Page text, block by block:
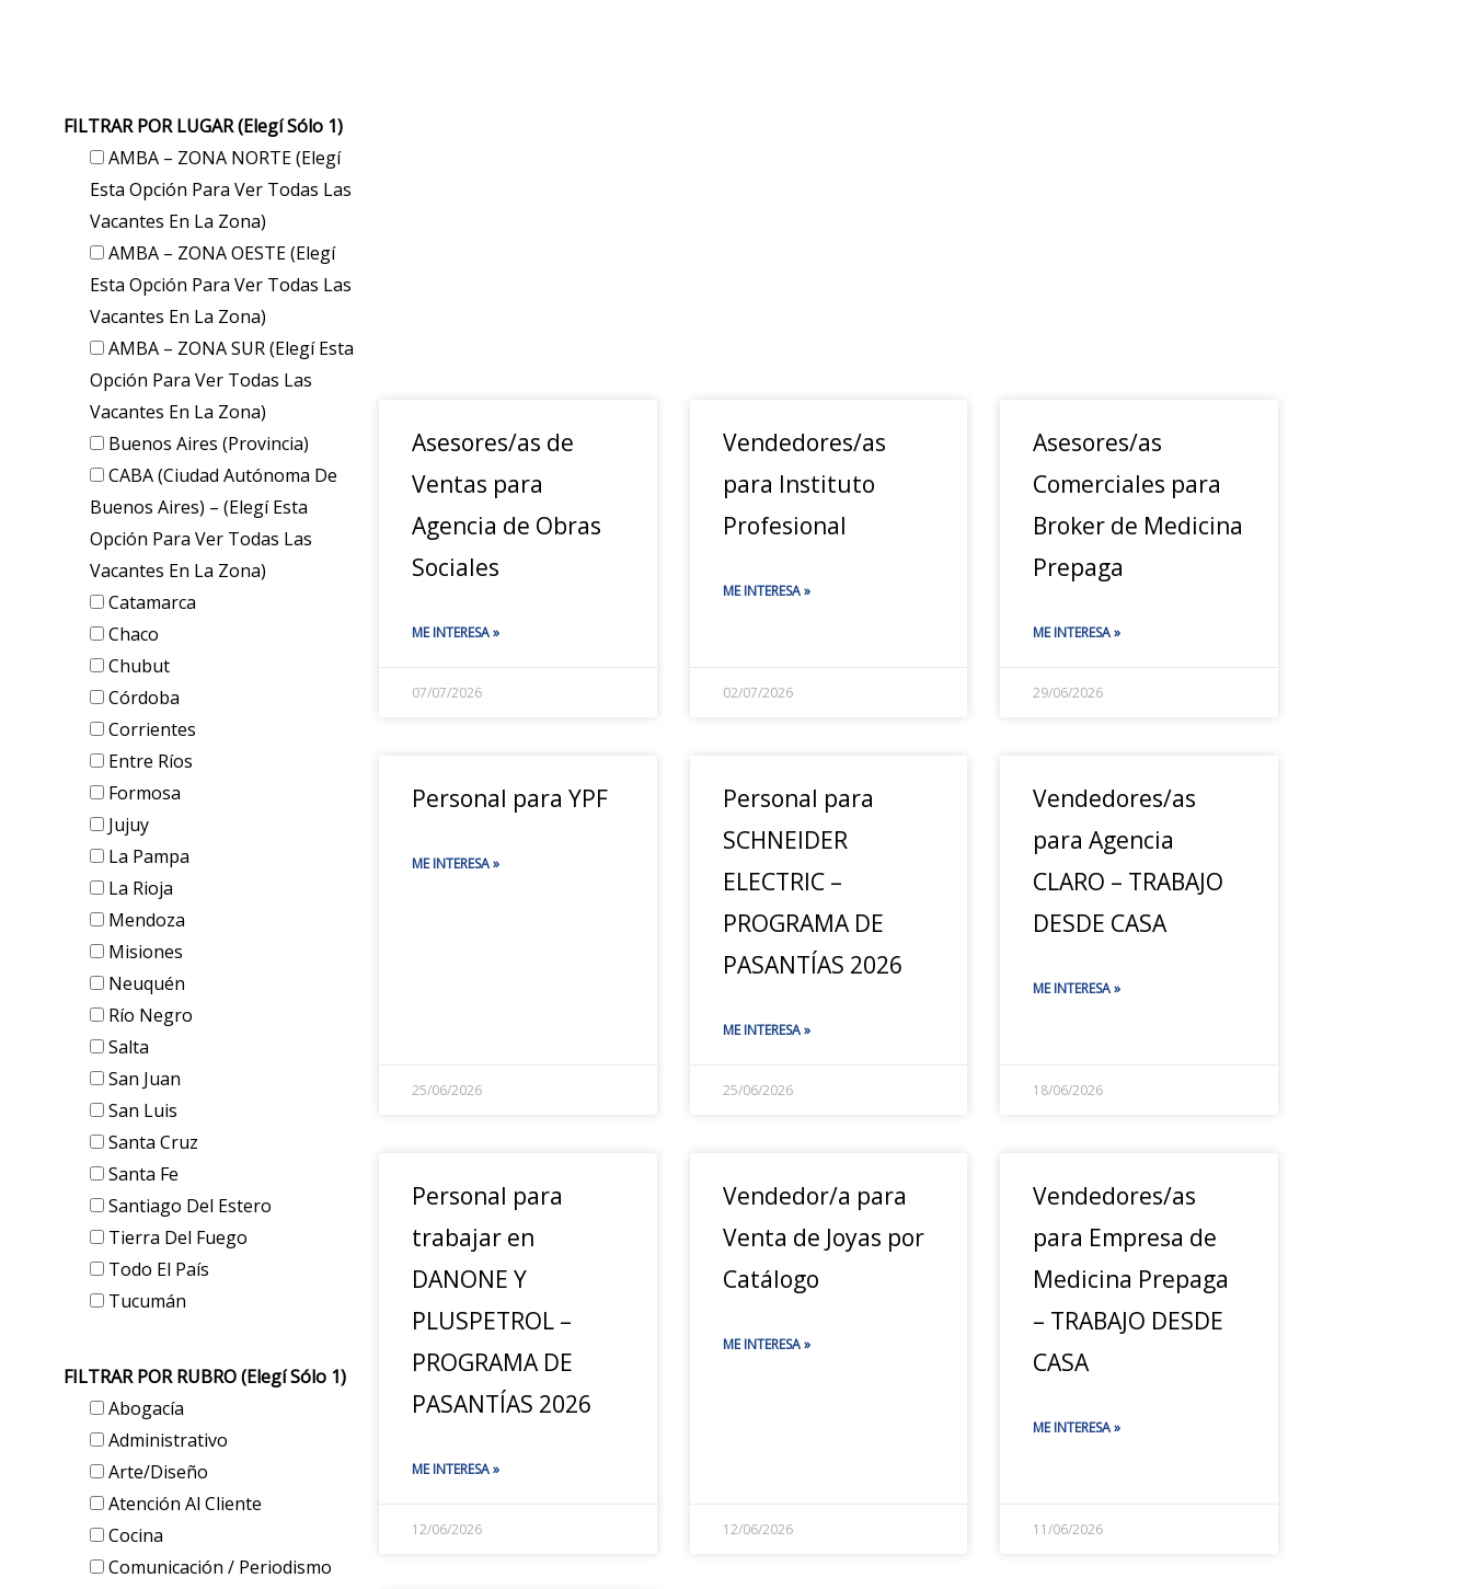
FILTRAR POR LUGAR (elegí Sólo 1)
AMBA – ZONA NORTE (elegí
Esta Opción Para Ver Todas Las
Vacantes En La Zona)
AMBA – ZONA OESTE (elegí
Esta Opción Para Ver Todas Las
Vacantes En La Zona)
AMBA – ZONA SUR (elegí Esta
Opción Para Ver Todas Las
Vacantes En La Zona)
Buenos Aires (provincia)
CABA (Ciudad Autónoma De
Buenos Aires) – (elegí Esta
Opción Para Ver Todas Las
Vacantes En La Zona)
Catamarca
Chaco
Chubut
Córdoba
Corrientes
Entre Ríos
Formosa
Jujuy
La Pampa
La Rioja
Mendoza
Misiones
Neuquén
Río Negro
Salta
San Juan
San Luis
Santa Cruz
Santa Fe
Santiago Del Estero
Tierra Del Fuego
Todo El País
Tucumán
FILTRAR POR RUBRO (elegí Sólo 1)
Abogacía
Administrativo
Arte/Diseño
Atención Al Cliente
Cocina
Comunicación / Periodismo
Asesores/as de
Ventas para
Agencia de Obras
Sociales
ME INTERESA »
07/07/2026
Vendedores/as
para Instituto
Profesional
ME INTERESA »
02/07/2026
Asesores/as
Comerciales para
Broker de Medicina
Prepaga
ME INTERESA »
29/06/2026
Personal para YPF
ME INTERESA »
25/06/2026
Personal para
SCHNEIDER
ELECTRIC –
PROGRAMA DE
PASANTÍAS 2026
ME INTERESA »
25/06/2026
Vendedores/as
para Agencia
CLARO – TRABAJO
DESDE CASA
ME INTERESA »
18/06/2026
Personal para
trabajar en
DANONE Y
PLUSPETROL –
PROGRAMA DE
PASANTÍAS 2026
ME INTERESA »
12/06/2026
Vendedor/a para
Venta de Joyas por
Catálogo
ME INTERESA »
12/06/2026
Vendedores/as
para Empresa de
Medicina Prepaga
– TRABAJO DESDE
CASA
ME INTERESA »
11/06/2026